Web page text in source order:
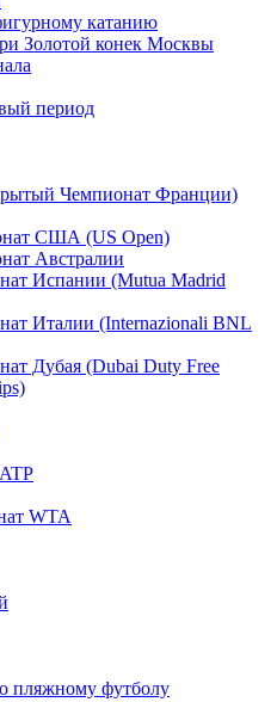
катанию
Золотой конек Москвы
период
Чемпионат Франции)
США (US Open)
Австралии
Испании (Mutua Madrid
Италии (Internazionali BNL
Дубая (Dubai Duty Free
WTA
пляжному футболу